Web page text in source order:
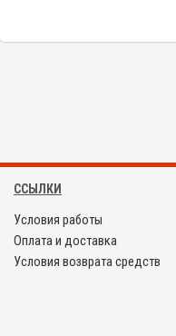
ССЫЛКИ
Условия работы
Оплата и доставка
Условия возврата средств